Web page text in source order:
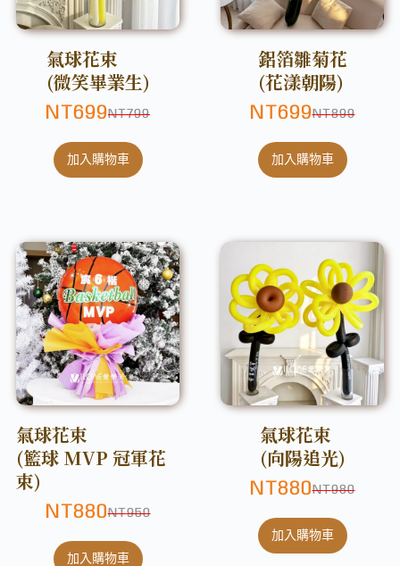
氣球花束
(微笑畢業生)
NT799
NT699
加入購物車
鋁箔雛菊花
(花漾朝陽)
NT899
NT699
加入購物車
氣球花束
(籃球 MVP 冠軍花
束)
NT950
NT880
加入購物車
氣球花束
(向陽追光)
NT980
NT880
加入購物車